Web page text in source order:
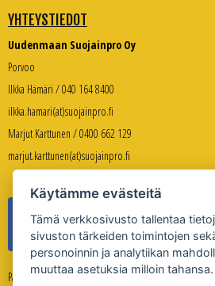
YHTEYSTIEDOT
Uudenmaan Suojainpro Oy
Porvoo
Ilkka Hämäri / 040 164 8400
ilkka.hamari(at)suojainpro.fi
Marjut Karttunen / 0400 662 129
marjut.karttunen(at)suojainpro.fi
Palveleva verkkokauppa:
Käytämme evästeitä
Tämä verkkosivusto tallentaa
sivuston tärkeiden toimintojen
personoinnin ja analytiikan
muuttaa asetuksia milloin tahansa.